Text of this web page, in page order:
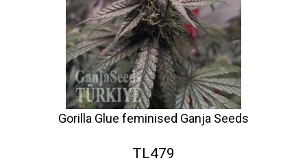
Gorilla Glue feminised Ganja Seeds
TL479